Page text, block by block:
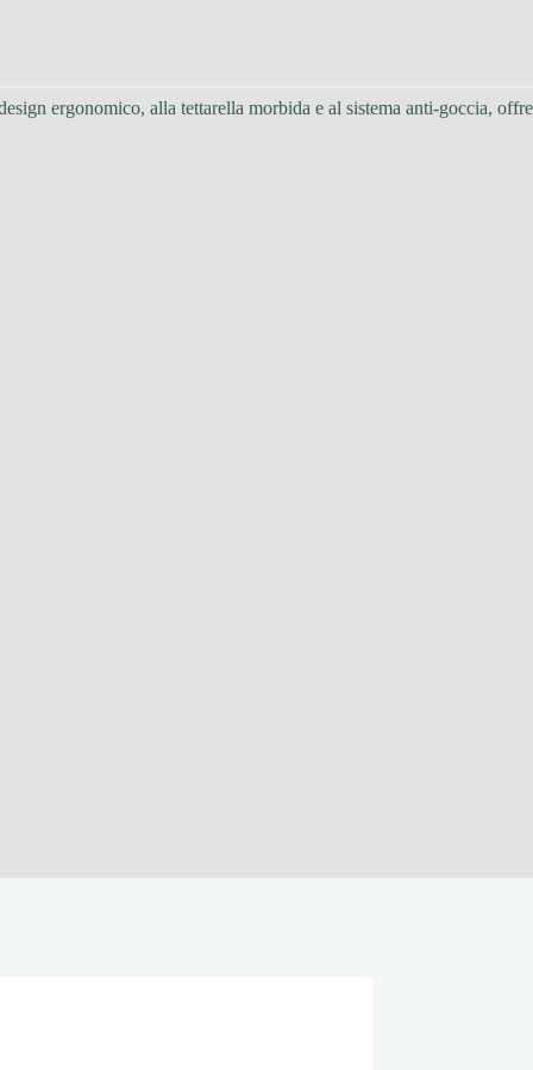
ergonomico, alla tettarella morbida e al sistema anti-goccia, offre